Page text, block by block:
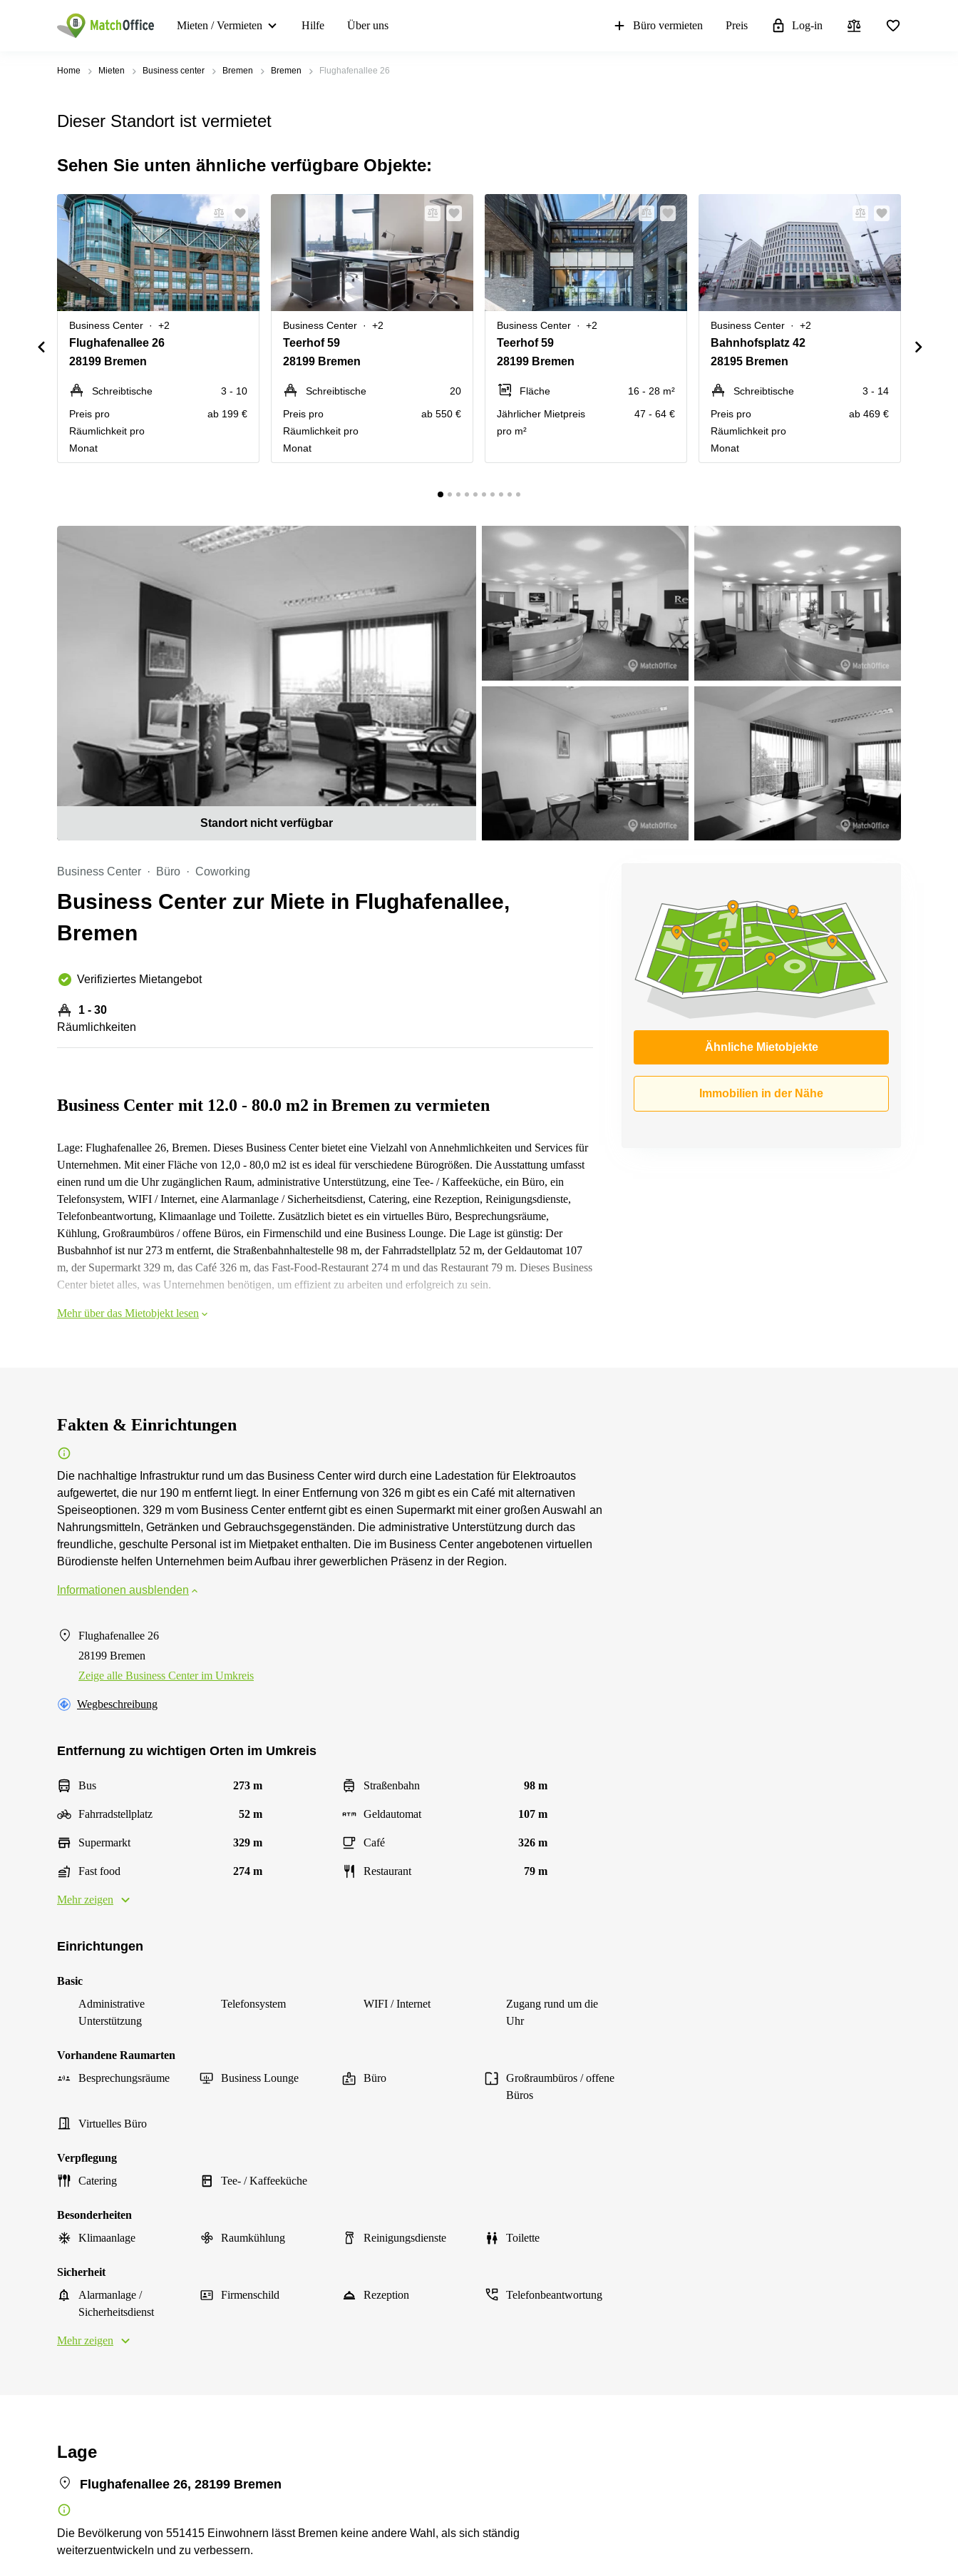
Mieten / Vermieten Hilfe Über uns Büro vermieten Preis Log-in
Home Mieten Business center Bremen Bremen Flughafenallee 26
Dieser Standort ist vermietet
Sehen Sie unten ähnliche verfügbare Objekte:
Business Center +2
Flughafenallee 26
28199 Bremen
Schreibtische
3 - 10
Preis pro
Räumlichkeit pro
Monat
ab 199 €
Business Center +2
Teerhof 59
28199 Bremen
Schreibtische
20
Preis pro
Räumlichkeit pro
Monat
ab 550 €
Business Center +2
Teerhof 59
28199 Bremen
Fläche
16 - 28 m²
Jährlicher Mietpreis
pro m²
47 - 64 €
Business Center +2
Bahnhofsplatz 42
28195 Bremen
Schreibtische
3 - 14
Preis pro
Räumlichkeit pro
Monat
ab 469 €
Standort nicht verfügbar
Business Center Büro Coworking
Business Center zur Miete in Flughafenallee,
Bremen
Verifiziertes Mietangebot
1 - 30
Räumlichkeiten
Ähnliche Mietobjekte
Immobilien in der Nähe
Business Center mit 12.0 - 80.0 m2 in Bremen zu vermieten
Lage: Flughafenallee 26, Bremen. Dieses Business Center bietet eine Vielzahl von Annehmlichkeiten und Services für
Unternehmen. Mit einer Fläche von 12,0 - 80,0 m2 ist es ideal für verschiedene Bürogrößen. Die Ausstattung umfasst
einen rund um die Uhr zugänglichen Raum, administrative Unterstützung, eine Tee- / Kaffeeküche, ein Büro, ein
Telefonsystem, WIFI / Internet, eine Alarmanlage / Sicherheitsdienst, Catering, eine Rezeption, Reinigungsdienste,
Telefonbeantwortung, Klimaanlage und Toilette. Zusätzlich bietet es ein virtuelles Büro, Besprechungsräume,
Kühlung, Großraumbüros / offene Büros, ein Firmenschild und eine Business Lounge. Die Lage ist günstig: Der
Busbahnhof ist nur 273 m entfernt, die Straßenbahnhaltestelle 98 m, der Fahrradstellplatz 52 m, der Geldautomat 107
m, der Supermarkt 329 m, das Café 326 m, das Fast-Food-Restaurant 274 m und das Restaurant 79 m. Dieses Business
Center bietet alles, was Unternehmen benötigen, um effizient zu arbeiten und erfolgreich zu sein.
Mehr über das Mietobjekt lesen
Fakten & Einrichtungen
Die nachhaltige Infrastruktur rund um das Business Center wird durch eine Ladestation für Elektroautos
aufgewertet, die nur 190 m entfernt liegt. In einer Entfernung von 326 m gibt es ein Café mit alternativen
Speiseoptionen. 329 m vom Business Center entfernt gibt es einen Supermarkt mit einer großen Auswahl an
Nahrungsmitteln, Getränken und Gebrauchsgegenständen. Die administrative Unterstützung durch das
freundliche, geschulte Personal ist im Mietpaket enthalten. Die im Business Center angebotenen virtuellen
Bürodienste helfen Unternehmen beim Aufbau ihrer gewerblichen Präsenz in der Region.
Informationen ausblenden
Flughafenallee 26
28199 Bremen
Zeige alle Business Center im Umkreis
Wegbeschreibung
Entfernung zu wichtigen Orten im Umkreis
Bus 273 m Straßenbahn 98 m
Fahrradstellplatz 52 m Geldautomat 107 m
Supermarkt 329 m Café 326 m
Fast food 274 m Restaurant 79 m
Mehr zeigen
Einrichtungen
Basic
Administrative
Unterstützung
Telefonsystem WIFI / Internet
Zugang rund um die
Uhr
Vorhandene Raumarten
Besprechungsräume
Business Lounge Büro
Großraumbüros / offene
Büros
Virtuelles Büro
Verpflegung
Catering
Tee- / Kaffeeküche
Besonderheiten
Klimaanlage
Raumkühlung Reinigungsdienste Toilette
Sicherheit
Alarmanlage /
Sicherheitsdienst
Firmenschild Rezeption Telefonbeantwortung
Mehr zeigen
Lage
Flughafenallee 26, 28199 Bremen
Die Bevölkerung von 551415 Einwohnern lässt Bremen keine andere Wahl, als sich ständig
weiterzuentwickeln und zu verbessern.